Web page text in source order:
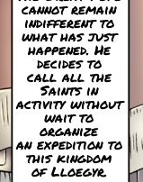
cannot remain
indifferent to
what has just
happened. He
decides to
call all the
Saints in
activity without
wait to
organize
an expedition to
this kingdom
of Lloegyr.